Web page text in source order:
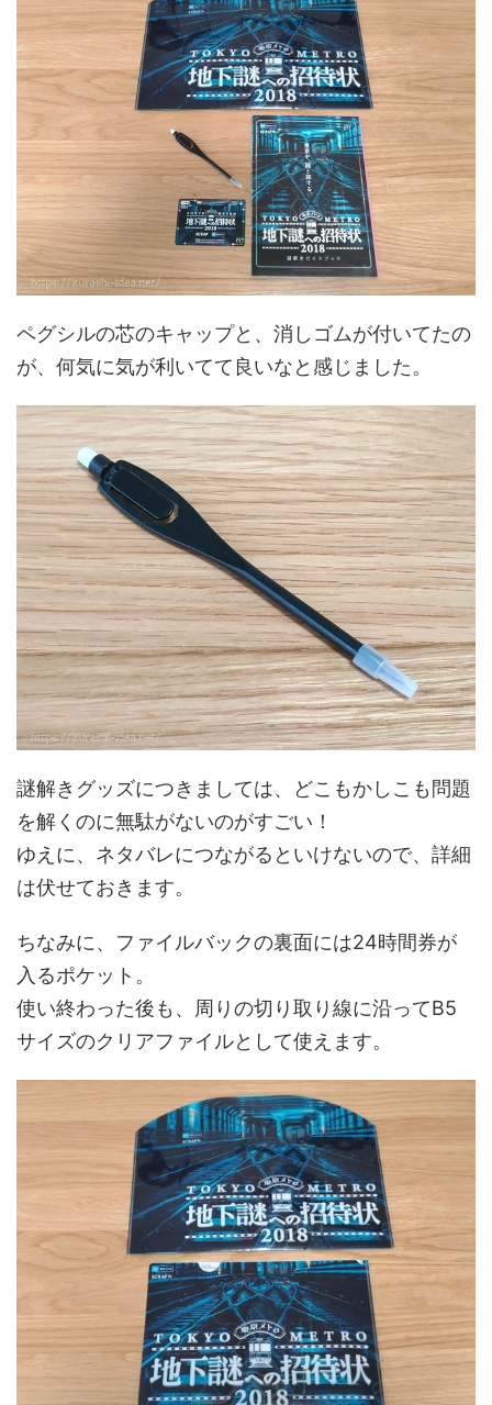
ペグシルの芯のキャップと、消しゴムが付いてたの
が、何気に気が利いてて良いなと感じました。
謎解きグッズにつきましては、どこもかしこも問題
を解くのに無駄がないのがすごい！
ゆえに、ネタバレにつながるといけないので、詳細
は伏せておきます。
ちなみに、ファイルバックの裏面には24時間券が
入るポケット。
使い終わった後も、周りの切り取り線に沿ってB5
サイズのクリアファイルとして使えます。